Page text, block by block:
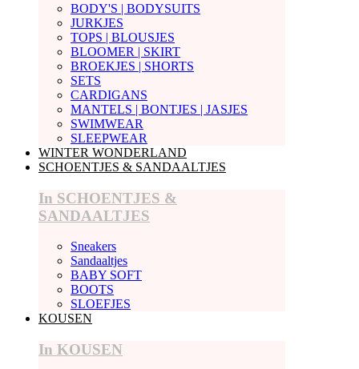
BODY'S | BODYSUITS
JURKJES
TOPS | BLOUSJES
BLOOMER | SKIRT
BROEKJES | SHORTS
SETS
CARDIGANS
MANTELS | BONTJES | JASJES
SWIMWEAR
SLEEPWEAR
WINTER WONDERLAND
SCHOENTJES & SANDAALTJES
In SCHOENTJES &
SANDAALTJES
Sneakers
Sandaaltjes
BABY SOFT
BOOTS
SLOEFJES
KOUSEN
In KOUSEN